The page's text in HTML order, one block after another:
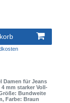
Damen für Jeans
mm starker Voll-
Bundweite
, Farbe: Braun